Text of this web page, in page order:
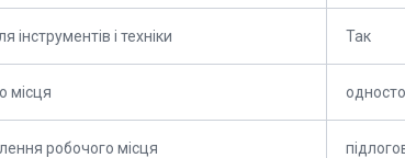
інструментів і техніки Так
місця
робочого місця